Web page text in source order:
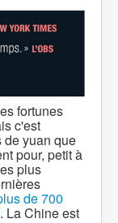
fortunes
c'est
de yuan que
pour, petit à
plus
de 700
. La Chine est